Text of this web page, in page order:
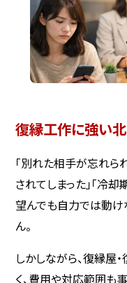
復縁工作に強い
「別れた相手が忘れら
されてしまった」「冷
望んでも自力では動
ん。
しかしながら、復縁屋
く、費用や対応範囲も